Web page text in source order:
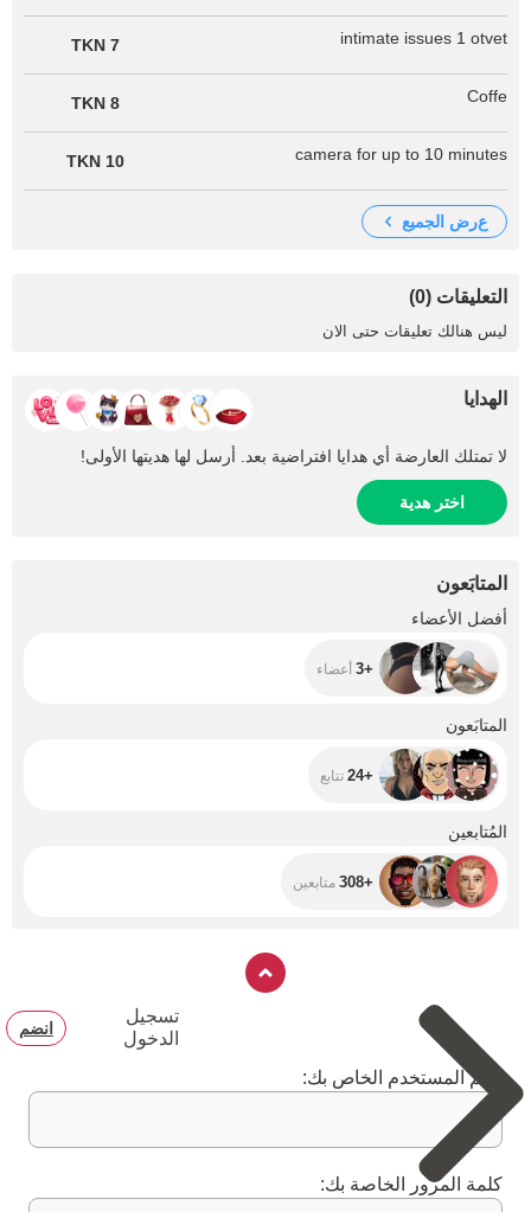
intimate issues 1 otvet
7 TKN
Coffe
8 TKN
camera for up to 10 minutes
10 TKN
عرض الجميع
التعليقات (0)
ليس هنالك تعليقات حتى الان
الهدايا
لا تمتلك العارضة أي هدايا افتراضية بعد. أرسل لها هديتها الأولى!
اختر هدية
المتابَعون
أفضل الأعضاء
+3 أعضاء
المتابَعون
+24 تتابع
المُتابعين
+308 متابعين
تسجيل
الدخول
انضم
اسم المستخدم الخاص بك:
كلمة المرور الخاصة بك: